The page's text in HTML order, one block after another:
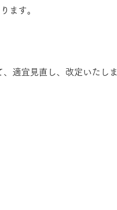
ます。
適宜見直し、改定いたしま